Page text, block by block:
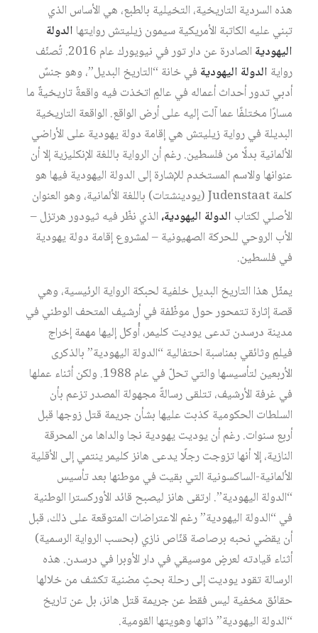
هذه السردية التاريخية، التخيلية بالطبع، هي الأساس الذي
تبني عليه الكاتبة الأمريكية سيمون زيليتش روايتها الدولة
اليهودية
الصادرة عن دار تور في نيويورك عام 2016. تُصنّف
رواية الدولة اليهودية في خانة “التاريخ البديل”، وهو جنسٌ
أدبي تدور أحداث أعماله في عالمٍ اتخذت فيه واقعةٌ تاريخيةٌ ما
مسارًا مختلفًا عما آلت إليه على أرض الواقع. الواقعة التاريخية
البديلة في رواية زيليتش هي إقامة دولة يهودية على الأراضي
الألمانية بدلًا من فلسطين. رغم أن الرواية باللغة الإنكليزية إلا أن
عنوانها والاسم المستخدم للإشارة إلى الدولة اليهودية فيها هو
كلمة Judenstaat (يودينشتات) باللغة الألمانية، وهو العنوان
الأصلي لكتاب الدولة اليهودية، الذي نظّر فيه ثيودور هرتزل –
الأب الروحي للحركة الصهيونية – لمشروع إقامة دولة يهودية
في فلسطين.
يمثّل هذا التاريخ البديل خلفية لحبكة الرواية الرئيسية، وهي
قصة إثارة تتمحور حول موظّفة في أرشيف المتحف الوطني في
مدينة درسدن تدعى يوديت كليمر، أُوكل إليها مهمة إخراج
فيلمٍ وثائقي بمناسبة احتفالية “الدولة اليهودية” بالذكرى
الأربعين لتأسيسها والتي تحلّ في عام 1988. ولكن أثناء عملها
في غرفة الأرشيف، تتلقى رسالةً مجهولة المصدر تزعم بأن
السلطات الحكومية كذبت عليها بشأن جريمة قتل زوجها قبل
أربع سنوات. رغم أن يوديت يهودية نجا والداها من المحرقة
النازية، إلا أنها تزوجت رجلًا يدعى هانز كليمر ينتمي إلى الأقلية
الألمانية-الساكسونية التي بقيت في موطنها بعد تأسيس
“الدولة اليهودية”. ارتقى هانز ليصبح قائد الأوركسترا الوطنية
في “الدولة اليهودية” رغم الاعتراضات المتوقعة على ذلك، قبل
أن يقضي نحبه برصاصة قنّاص نازي (بحسب الرواية الرسمية)
أثناء قيادته لعرضٍ موسيقي في دار الأوبرا في درسدن. هذه
الرسالة تقود يوديت إلى رحلة بحثٍ مضنية تكشف من خلالها
حقائق مخفية ليس فقط عن جريمة قتل هانز، بل عن تاريخ
“الدولة اليهودية” ذاتها وهويتها القومية.